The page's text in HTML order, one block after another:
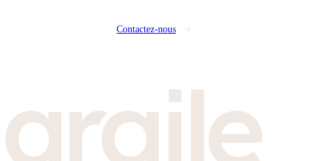
Contactez-nous